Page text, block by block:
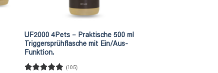
UF2000 4Pets – Praktische 500 ml
Triggersprühflasche mit Ein/Aus-
Funktion.
(105)